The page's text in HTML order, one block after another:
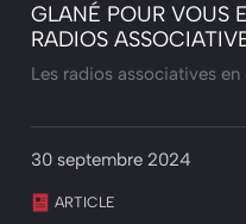
GLANÉ POUR VOUS
RADIOS
Les radios associatives en
30 septembre 2024
ARTICLE